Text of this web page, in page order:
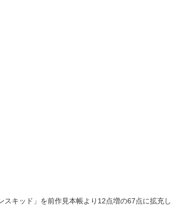
キッド」を前作見本帳より12点増の67点に拡充し